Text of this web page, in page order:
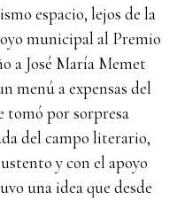
espacio, lejos de la
municipal al Premio
a José María Memet
menú a expensas del
tomó por sorpresa
del campo literario,
y con el apoyo
una idea que desde